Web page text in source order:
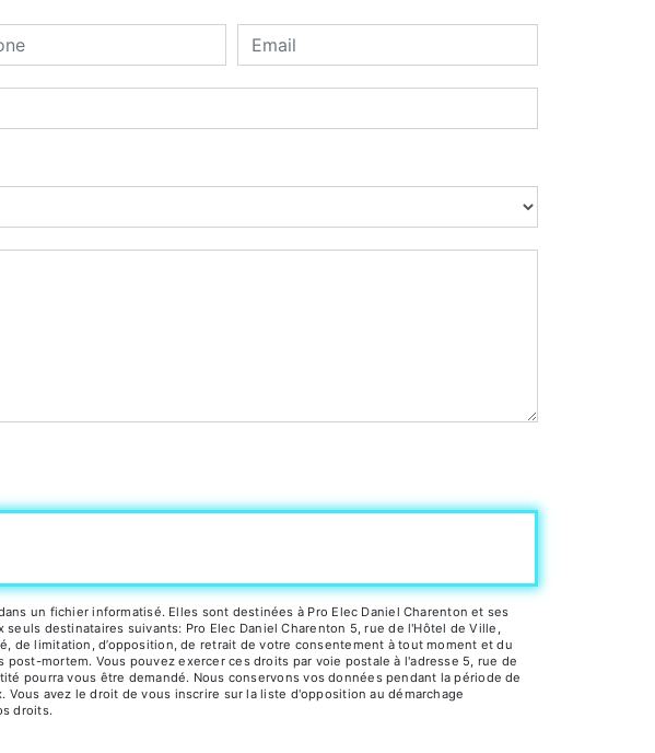
un fichier informatisé. Elles sont destinées à Pro Elec Daniel Charenton et ses
destinataires suivants: Pro Elec Daniel Charenton 5, rue de l'Hôtel de Ville,
de limitation, d’opposition, de retrait de votre consentement à tout moment et du
post-mortem. Vous pouvez exercer ces droits par voie postale à l'adresse 5, rue de
pourra vous être demandé. Nous conservons vos données pendant la période de
avez le droit de vous inscrire sur la liste d'opposition au démarchage
droits.